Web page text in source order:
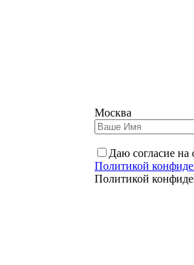
Москва
Даю согласие на
Политикой
Политикой